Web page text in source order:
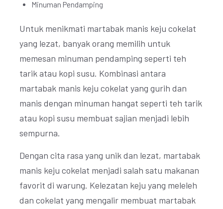
Minuman Pendamping
Untuk menikmati martabak manis keju cokelat
yang lezat, banyak orang memilih untuk
memesan minuman pendamping seperti teh
tarik atau kopi susu. Kombinasi antara
martabak manis keju cokelat yang gurih dan
manis dengan minuman hangat seperti teh tarik
atau kopi susu membuat sajian menjadi lebih
sempurna.
Dengan cita rasa yang unik dan lezat, martabak
manis keju cokelat menjadi salah satu makanan
favorit di warung. Kelezatan keju yang meleleh
dan cokelat yang mengalir membuat martabak